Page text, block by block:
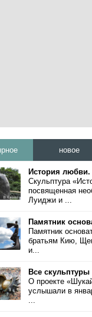
новое
История
Скульптура
посвященная
Луиджи и ...
Памятник
Памятник
братьям Кию,
и...
Все
О проекте
услышали в
...